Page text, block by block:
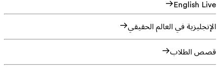
English Live
الإنجليزية في العالم الحقيقي
قصص الطلاب